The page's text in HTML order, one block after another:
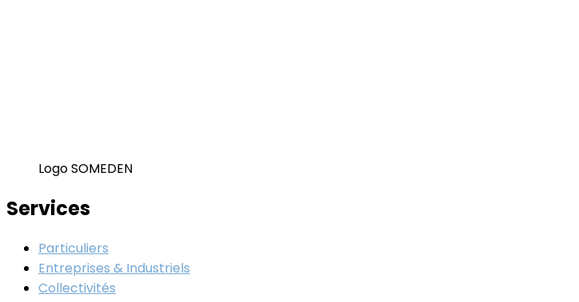
Logo SOMEDEN
Services
Particuliers
Entreprises & Industriels
Collectivités